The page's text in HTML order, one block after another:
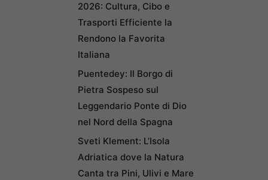
2026: Cultura, Cibo e
Trasporti Efficiente la
Rendono la Favorita
Italiana
Puentedey: Il Borgo di
Pietra Sospeso sul
Leggendario Ponte di Dio
nel Nord della Spagna
Sveti Klement: L’Isola
Adriatica dove la Natura
Canta tra Pini, Ulivi e Mare